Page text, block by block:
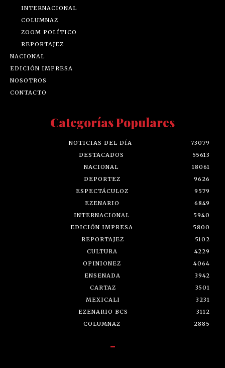
INTERNACIONAL
COLUMNAZ
ZOOM POLÍTICO
REPORTAJEZ
NACIONAL
EDICIÓN IMPRESA
NOSOTROS
CONTACTO
Categorías Populares
NOTICIAS DEL DÍA
73079
DESTACADOS
55613
NACIONAL
18061
DEPORTEZ
9626
ESPECTÁCULOZ
9579
EZENARIO
6849
INTERNACIONAL
5940
EDICIÓN IMPRESA
5800
REPORTAJEZ
5102
CULTURA
4229
OPINIONEZ
4064
ENSENADA
3942
CARTAZ
3501
MEXICALI
3231
EZENARIO BCS
3112
COLUMNAZ
2885
-